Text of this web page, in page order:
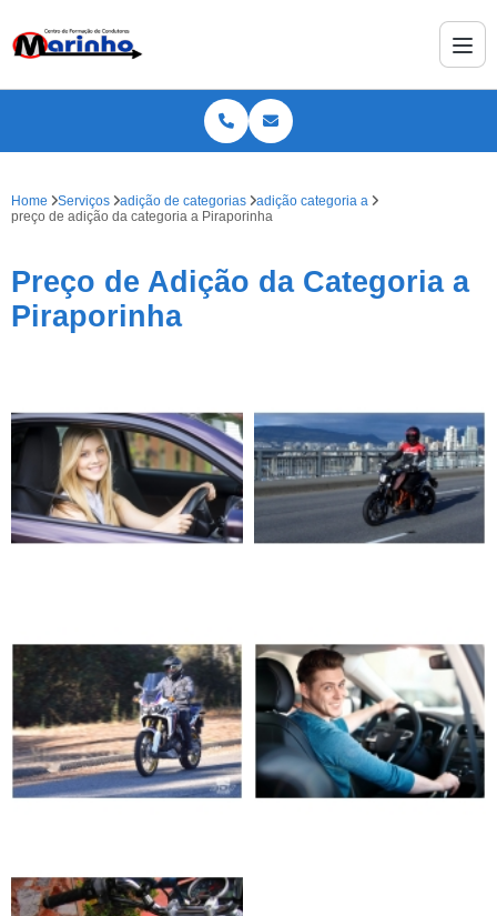
Home Serviços adição de categorias
adição categoria a
preço de adição da categoria a Piraporinha
Preço de Adição da Categoria a
Piraporinha